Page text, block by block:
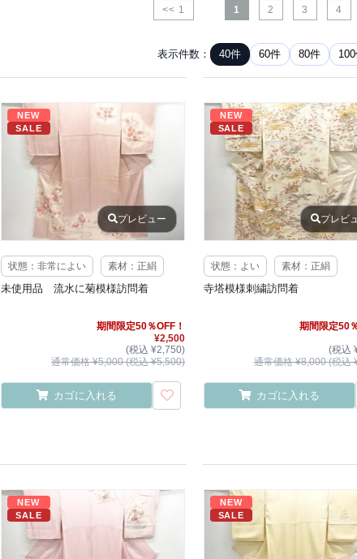
<< 1 1 2 3 4
表示件数： 40件 60件 80件
NEW
SALE
プレビュー
状態：非常によい 素材：正絹
未使用品 流水に菊模様訪問着
期間限定50％OFF！
¥2,500
(税込 ¥2,750)
通常価格 ¥5,000 (税込 ¥5,500)
カゴに入れる
NEW
SALE
プレビ
状態：よい 素材：正絹
寺塔模様刺繍訪問着
期間限定50
(税込
通常価格 ¥8,000 (税込
カゴに入れる
NEW
SALE
NEW
SALE